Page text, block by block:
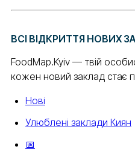
ВСІ ВІДКРИТТЯ НОВИХ
FoodMap.Kyiv — твій
кожен новий заклад стає
Нові
Улюблені заклади Киян
📅